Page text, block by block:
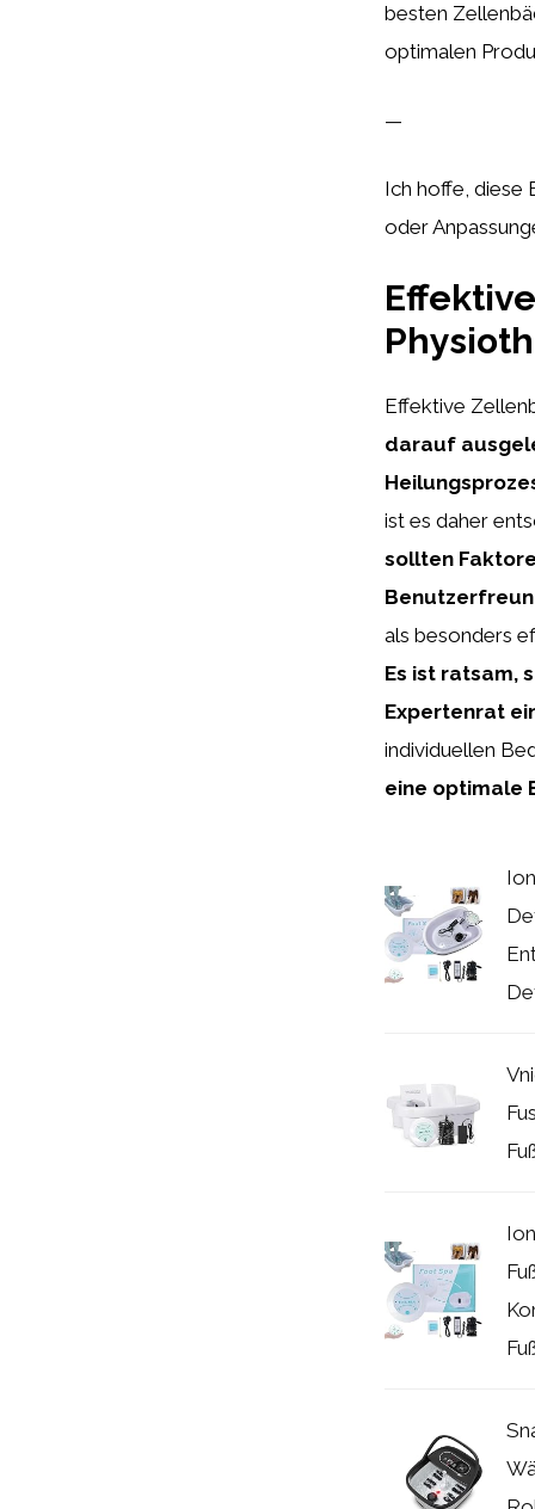
besten
optimalen
—
Ich hoffe, diese
oder
Effektive
darauf
ist es daher
sollten
als besonders
Es ist ratsam,
Expertenrat
individuellen
eine optimale